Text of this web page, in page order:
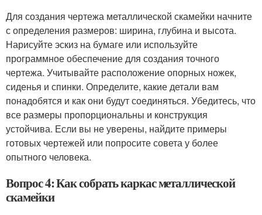
Для создания чертежа металлической скамейки начните
с определения размеров: ширина, глубина и высота.
Нарисуйте эскиз на бумаге или используйте
программное обеспечение для создания точного
чертежа. Учитывайте расположение опорных ножек,
сиденья и спинки. Определите, какие детали вам
понадобятся и как они будут соединяться. Убедитесь, что
все размеры пропорциональны и конструкция
устойчива. Если вы не уверены, найдите примеры
готовых чертежей или попросите совета у более
опытного человека.
Вопрос 4: Как собрать каркас металлической
скамейки